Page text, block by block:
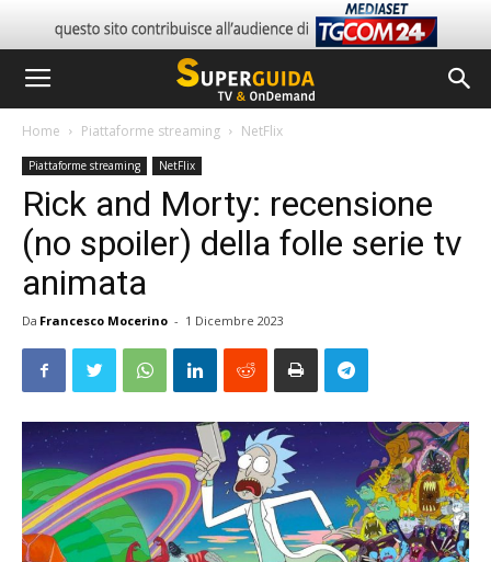
Home Piattaforme streaming NetFlix
Piattaforme streaming NetFlix
Rick and Morty: recensione
(no spoiler) della folle serie tv
animata
Da Francesco Mocerino - 1 Dicembre 2023